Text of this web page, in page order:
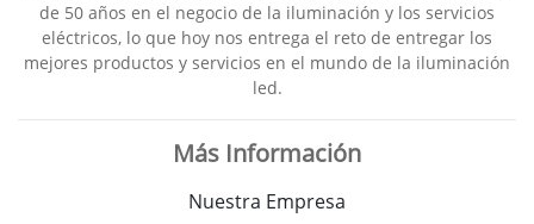
de 50 años en el negocio de la iluminación y los servicios
eléctricos, lo que hoy nos entrega el reto de entregar los
mejores productos y servicios en el mundo de la iluminación
led.
Más Información
Nuestra Empresa